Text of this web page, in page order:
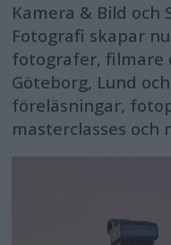
Kamera & Bild och
Fotografi skapar
fotografer, filmare
Göteborg, Lund
föreläsningar,
masterclasses